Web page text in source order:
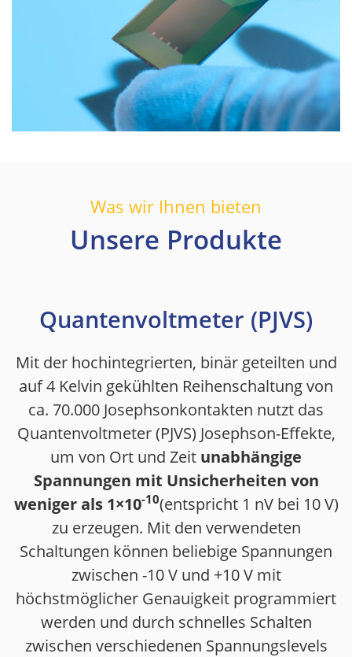
Was wir Ihnen bieten
Unsere Produkte
Quantenvoltmeter (PJVS)
Mit der hochintegrierten, binär geteilten und
auf 4 Kelvin gekühlten Reihenschaltung von
ca. 70.000 Josephsonkontakten nutzt das
Quantenvoltmeter (PJVS) Josephson-Effekte,
um von Ort und Zeit unabhängige
Spannungen mit Unsicherheiten von
weniger als 1×10-10(entspricht 1 nV bei 10 V)
zu erzeugen. Mit den verwendeten
Schaltungen können beliebige Spannungen
zwischen -10 V und +10 V mit
höchstmöglicher Genauigkeit programmiert
werden und durch schnelles Schalten
zwischen verschiedenen Spannungslevels